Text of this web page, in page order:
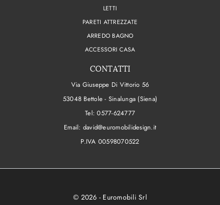
LETTI
PARETI ATTREZZATE
ARREDO BAGNO
ACCESSORI CASA
CONTATTI
Via Giuseppe Di Vittorio 56
53048 Bettole - Sinalunga (Siena)
Tel:0577-624777
Email: david@euromobilidesign.it
P.IVA 00598070522
© 2026 - Euromobili Srl